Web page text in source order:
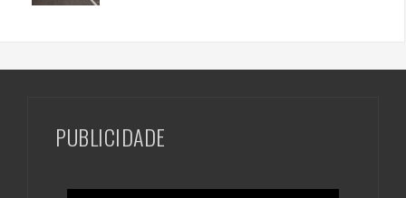
PUBLICIDADE